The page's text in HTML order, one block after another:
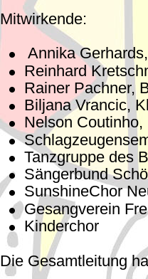
Mitwirkende:
• Annika
• Reinhard
• Rainer Pachner,
• Biljana Vrancic,
• Nelson Coutinho,
•
• Tanzgruppe des
• Sängerbund
• SunshineChor
• Gesangverein
• Kinderchor
Die Gesamtleitung